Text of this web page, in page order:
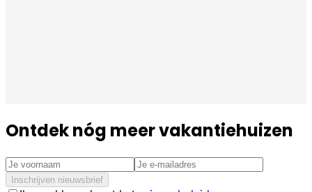
Ontdek nóg meer vakantiehuizen
Inschrijven nieuwsbrief